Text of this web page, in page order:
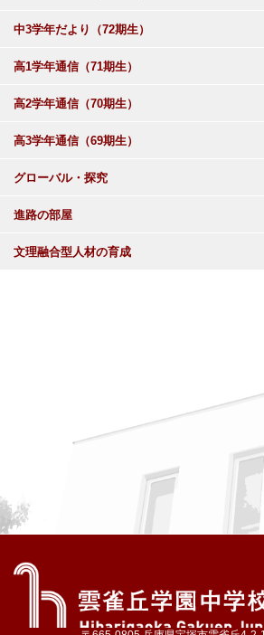
中3学年だより（72期生）
高1学年通信（71期生）
高2学年通信（70期生）
高3学年通信（69期生）
グローバル・探究
進路の部屋
文理融合型人材の育成